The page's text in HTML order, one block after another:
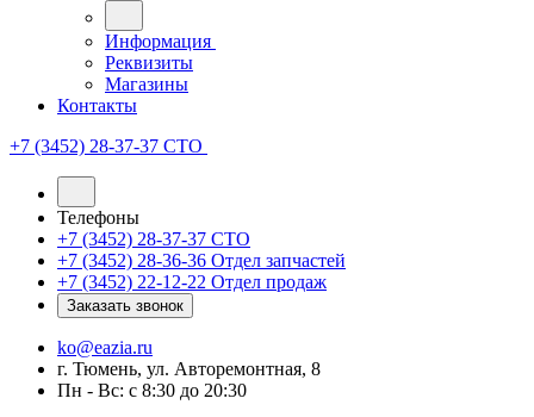
Информация
Реквизиты
Магазины
Контакты
+7 (3452) 28-37-37 СТО
Телефоны
+7 (3452) 28-37-37 СТО
+7 (3452) 28-36-36 Отдел запчастей
+7 (3452) 22-12-22 Отдел продаж
Заказать звонок
ko@eazia.ru
г. Тюмень, ул. Авторемонтная, 8
Пн - Вс: с 8:30 до 20:30